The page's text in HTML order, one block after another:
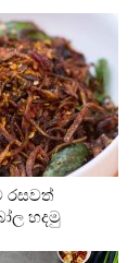
රසවත්
හදමු